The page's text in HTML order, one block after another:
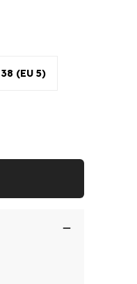
38 (EU 5)